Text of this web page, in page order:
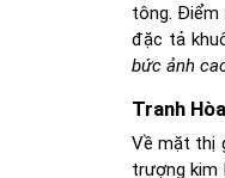
tông. Điểm
đặc tả
bức ảnh
Tranh
Về mặt thị
trượng kim